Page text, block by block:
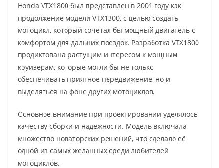
Honda VTX1800 был представлен в 2001 году как
продолжение модели VTX1300, с целью создать
мотоцикл, который сочетал бы мощный двигатель с
комфортом для дальних поездок. Разработка VTX1800
продиктована растущим интересом к мощным
круизерам, которые могли бы не только
обеспечивать приятное передвижение, но и
выделяться на фоне других мотоциклов.
Основное внимание при проектировании уделялось
качеству сборки и надежности. Модель включала
множество новаторских решений, что сделало её
одной из самых желанных среди любителей
мотоциклов.